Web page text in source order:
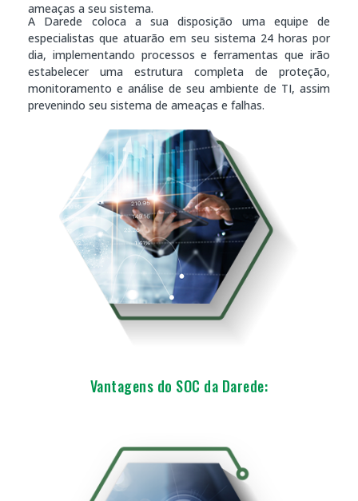
ameaças a seu sistema.
A Darede coloca a sua disposição uma equipe de
especialistas que atuarão em seu sistema 24 horas por
dia, implementando processos e ferramentas que irão
estabelecer uma estrutura completa de proteção,
monitoramento e análise de seu ambiente de TI, assim
prevenindo seu sistema de ameaças e falhas.
Vantagens do SOC da Darede: